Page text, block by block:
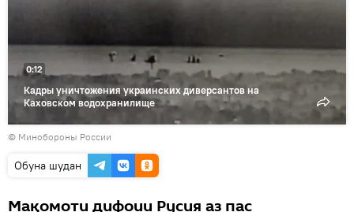
Кадры уничтожения украинских диверсантов на
Каховском водохранилище
0:12
© Минобороны России
Обуна шудан
Мақомоти дифоии Русия аз пас